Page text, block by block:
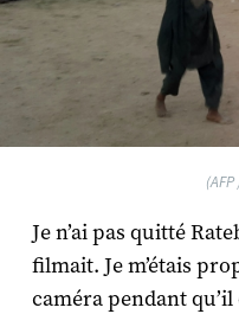
Je n’ai pas quitté
filmait. Je m’étais
caméra pendant